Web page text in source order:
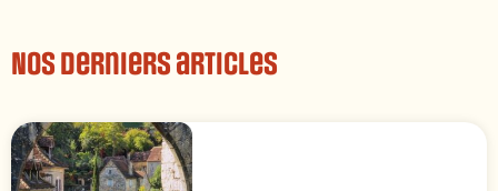
Nos derniers articles